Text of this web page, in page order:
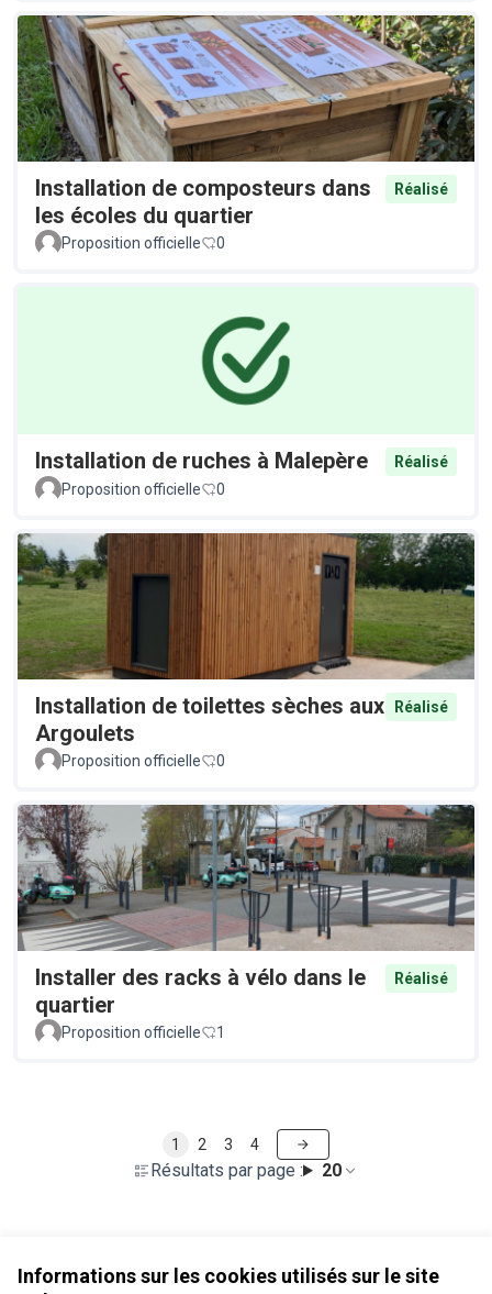
Informations sur les cookies utilisés sur le site
Installation de composteurs dans
les écoles du quartier
Réalisé
Proposition officielle 0
Installation de ruches à Malepère
Réalisé
Proposition officielle
0
Installation de toilettes sèches aux
Argoulets
Réalisé
Proposition officielle 0
Installer des racks à vélo dans le
quartier
Réalisé
Proposition officielle 1
Résultats par page : 20
1 2 3 4